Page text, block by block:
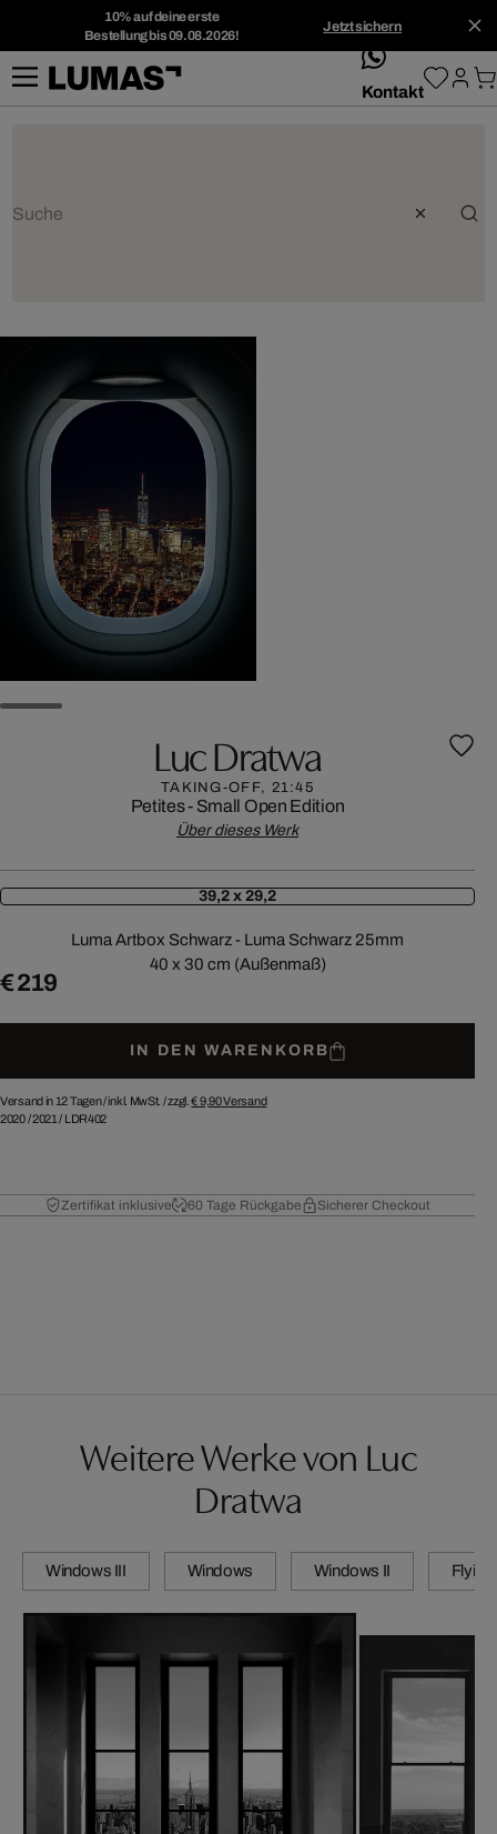
10% auf deine erste
Bestellung bis 09.08.2026!
Jetzt sichern
whatsApp
Kontakt
Luc Dratwa
TAKING-OFF, 21:45
Petites - Small Open Edition
Über dieses Werk
39,2 x 29,2
Luma Artbox Schwarz - Luma Schwarz 25mm
40 x 30 cm (Außenmaß)
€ 219
IN DEN WARENKORB
Versand in 12 Tagen /inkl. MwSt. / zzgl.€ 9,90Versand
2020/2021 / LDR402
Zertifikat inklusive 60 Tage Rückgabe Sicherer Checkout
Weitere Werke von Luc
Dratwa
Windows III Windows Windows II Flying